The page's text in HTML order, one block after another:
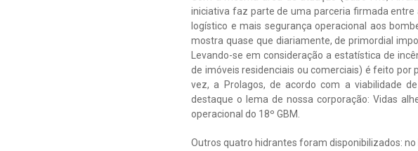
iniciativa faz parte de uma parceria firmada entre
logístico e mais segurança operacional aos
mostra quase que diariamente, de primordial
Levando-se em consideração a estatística de
de imóveis residenciais ou comerciais) é feito por
vez, a Prolagos, de acordo com a viabilidade
destaque o lema de nossa corporação: Vidas
operacional do 18º GBM.
Outros quatro hidrantes foram disponibilizados: